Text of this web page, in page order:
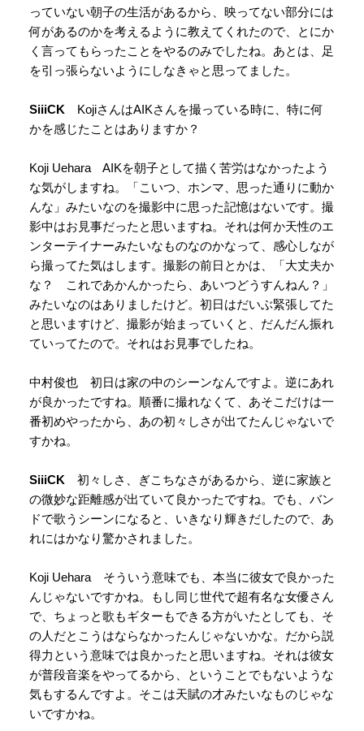
っていない朝子の生活があるから、映ってない部分には
何があるのかを考えるように教えてくれたので、とにか
く言ってもらったことをやるのみでしたね。あとは、足
を引っ張らないようにしなきゃと思ってました。
SiiiCKKojiさんはAIKさんを撮っている時に、特に何
かを感じたことはありますか？
Koji Uehara AIKを朝子として描く苦労はなかったよう
な気がしますね。「こいつ、ホンマ、思った通りに動か
んな」みたいなのを撮影中に思った記憶はないです。撮
影中はお見事だったと思いますね。それは何か天性のエ
ンターテイナーみたいなものなのかなって、感心しなが
ら撮ってた気はします。撮影の前日とかは、「大丈夫か
な？ これであかんかったら、あいつどうすんねん？」
みたいなのはありましたけど。初日はだいぶ緊張してた
と思いますけど、撮影が始まっていくと、だんだん振れ
ていってたので。それはお見事でしたね。
中村俊也 初日は家の中のシーンなんですよ。逆にあれ
が良かったですね。順番に撮れなくて、あそこだけは一
番初めやったから、あの初々しさが出てたんじゃないで
すかね。
SiiiCK初々しさ、ぎこちなさがあるから、逆に家族と
の微妙な距離感が出ていて良かったですね。でも、バン
ドで歌うシーンになると、いきなり輝きだしたので、あ
れにはかなり驚かされました。
Koji Uehara そういう意味でも、本当に彼女で良かった
んじゃないですかね。もし同じ世代で超有名な女優さん
で、ちょっと歌もギターもできる方がいたとしても、そ
の人だとこうはならなかったんじゃないかな。だから説
得力という意味では良かったと思いますね。それは彼女
が普段音楽をやってるから、ということでもないような
気もするんですよ。そこは天賦の才みたいなものじゃな
いですかね。